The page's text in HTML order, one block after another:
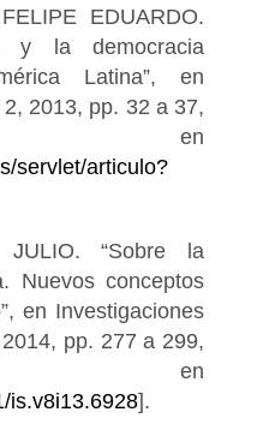
EDUARDO.
y la democracia
Latina”, en
2013, pp. 32 a 37,
en
servlet/articulo?
JULIO. “Sobre la
Nuevos conceptos
en Investigaciones
pp. 277 a 299,
en
is.v8i13.6928].